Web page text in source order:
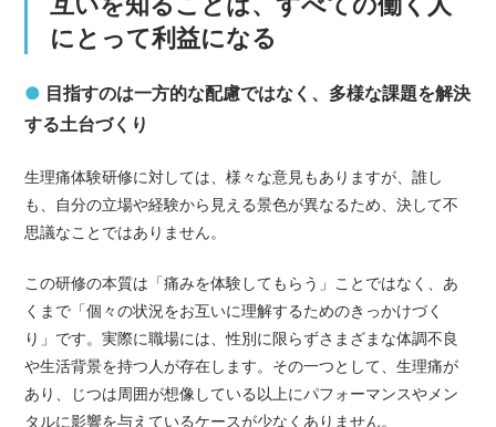
にとって利益になる
● 目指すのは一方的な配慮ではなく、多様な課題を解決
する土台づくり
生理痛体験研修に対しては、様々な意見もありますが、誰し
も、自分の立場や経験から見える景色が異なるため、決して不
思議なことではありません。
この研修の本質は「痛みを体験してもらう」ことではなく、あ
くまで「個々の状況をお互いに理解するためのきっかけづく
り」です。実際に職場には、性別に限らずさまざまな体調不良
や生活背景を持つ人が存在します。その一つとして、生理痛が
あり、じつは周囲が想像している以上にパフォーマンスやメン
タルに影響を与えているケースが少なくありません。